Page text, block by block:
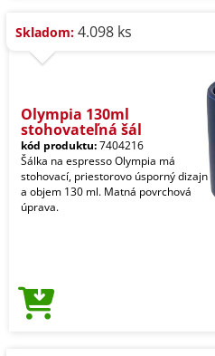
Skladom: 4.098 ks
Olympia 130ml
stohovateľná šál
kód produktu:7404216
Šálka na espresso Olympia má
stohovací, priestorovo úsporný dizajn
a objem 130 ml. Matná povrchová
úprava.